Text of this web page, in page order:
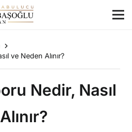
ve Neden Alınır?
Nedir, Nasıl